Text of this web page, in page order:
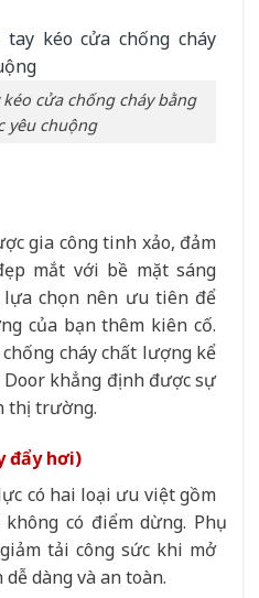
cửa chống cháy bằng
yêu chuộng
gia công tinh xảo, đảm
mắt với bề mặt sáng
chọn nên ưu tiên để
của bạn thêm kiên cố.
cháy chất lượng kể
khẳng định được sự
thị trường.
đẩy hơi)
có hai loại ưu việt gồm
có điểm dừng. Phụ
tải công sức khi mở
dàng và an toàn.